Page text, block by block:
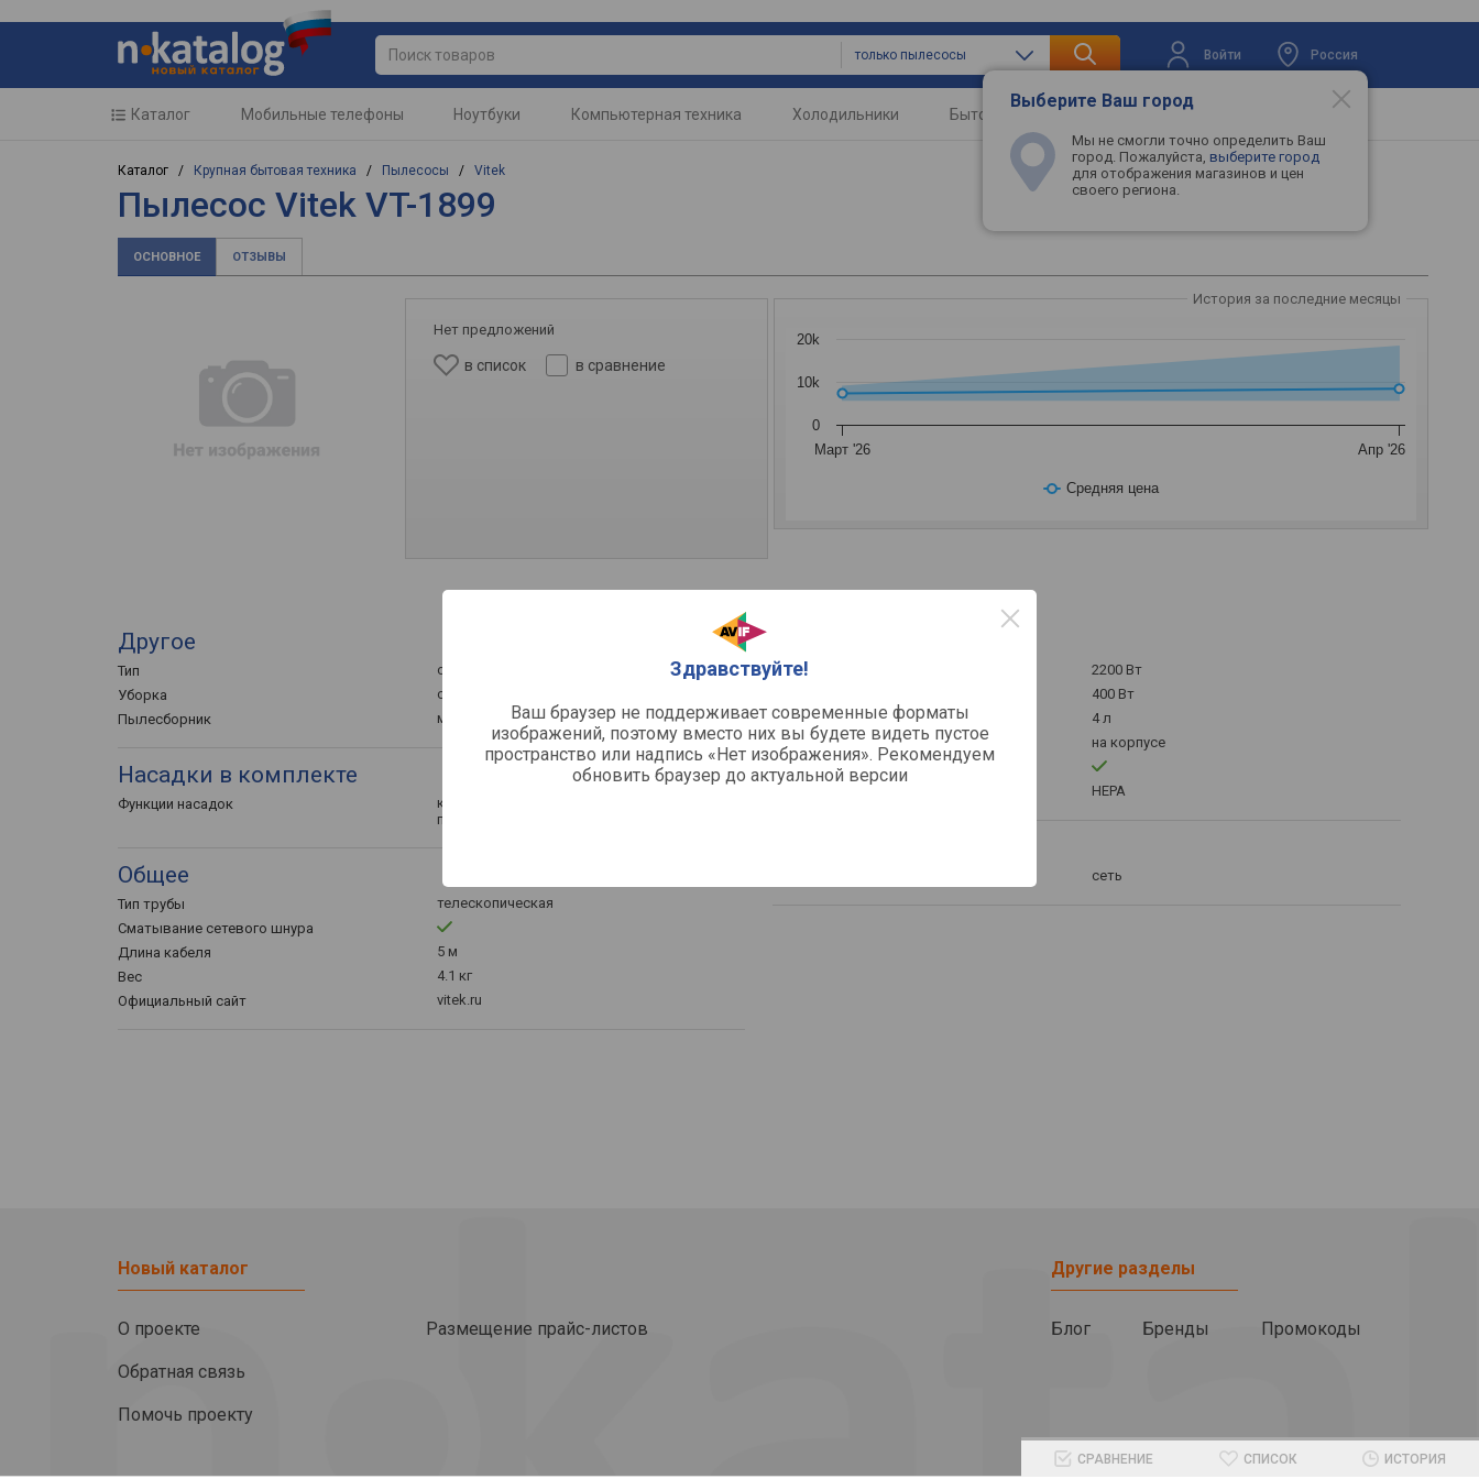
только пылесосы Войти Россия
Выберите Ваш город
Мы не смогли точно определить Ваш
город. Пожалуйста, выберите город
для отображения магазинов и цен
своего региона.
Здравствуйте!
Ваш браузер не поддерживает современные форматы
изображений, поэтому вместо них вы будете видеть пустое
пространство или надпись «Нет изображения». Рекомендуем
обновить браузер до актуальной версии
Каталог Мобильные телефоны Ноутбуки Компьютерная техника Холодильники Бытовая техника Телевизоры
Каталог / Крупная бытовая техника / Пылесосы / Vitek
Пылесос Vitek VT-1899
ОСНОВНОЕ ОТЗЫВЫ
Нет предложений
в список в сравнение
История за последние месяцы
Средняя цена
Март '26 Апр '26
0
10k
20k
Другое
Тип
обычный
Уборка
сухая
Пылесборник
мешок
Насадки в комплекте
Функции насадок
комбинированная (пол/ковер), щелевая,
пылевая
Общее
Тип трубы
телескопическая
Сматывание сетевого шнура
Длина кабеля
5 м
Вес
4.1 кг
Официальный сайт
vitek.ru
Потребляемая мощность
2200 Вт
400 Вт
Объем пылесборника
4 л
Регулировка мощности
на корпусе
Индикатор заполнения пылесборника
HEPA
сеть
Новый каталог
О проекте
Обратная связь
Помочь проекту
Размещение прайс-листов
Другие разделы
Блог Бренды Промокоды
СРАВНЕНИЕ СПИСОК ИСТОРИЯ